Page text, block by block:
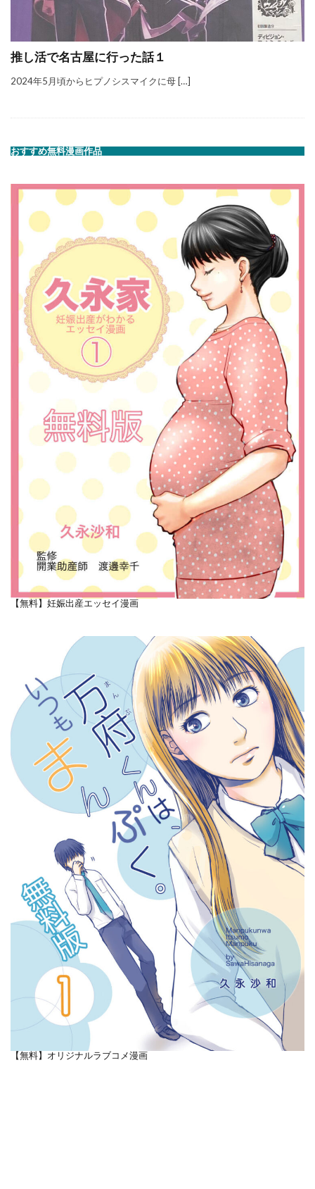
推し活で名古屋に行った話１
2024年5月頃からヒプノシスマイクに母 […]
おすすめ無料漫画作品
【無料】妊娠出産エッセイ漫画
【無料】オリジナルラブコメ漫画